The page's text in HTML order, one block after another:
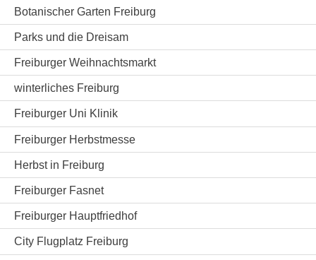
Botanischer Garten Freiburg
Parks und die Dreisam
Freiburger Weihnachtsmarkt
winterliches Freiburg
Freiburger Uni Klinik
Freiburger Herbstmesse
Herbst in Freiburg
Freiburger Fasnet
Freiburger Hauptfriedhof
City Flugplatz Freiburg